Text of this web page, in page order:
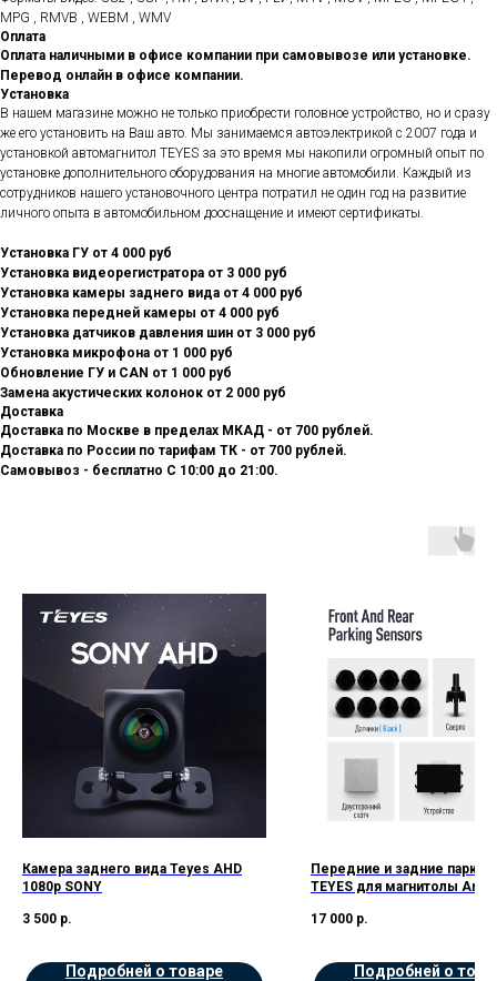
MPG , RMVB , WEBM , WMV
Оплата
Оплата наличными в офисе компании при самовывозе или установке.
Перевод онлайн в офисе компании.
Установка
В нашем магазине можно не только приобрести головное устройство, но и сразу
же его установить на Ваш авто. Мы занимаемся автоэлектрикой с 2007 года и
установкой автомагнитол TEYES за это время мы накопили огромный опыт по
установке дополнительного оборудования на многие автомобили. Каждый из
сотрудников нашего установочного центра потратил не один год на развитие
личного опыта в автомобильном дооснащение и имеют сертификаты.
Установка ГУ от 4 000 руб
Установка видеорегистратора от 3 000 руб
Установка камеры заднего вида от 4 000 руб
Установка передней камеры от 4 000 руб
Установка датчиков давления шин от 3 000 руб
Установка микрофона от 1 000 руб
Обновление ГУ и CAN от 1 000 руб
Замена акустических колонок от 2 000 руб
Доставка
Доставка по Москве в пределах МКАД - от 700 рублей.
Доставка по России по тарифам ТК - от 700 рублей.
Самовывоз - бесплатно С 10:00 до 21:00.
Камера заднего вида Teyes AHD
1080p SONY
3 500 р.
Подробней о товаре
Передние и задние
TEYES для магнитолы
17 000 р.
Подробней о